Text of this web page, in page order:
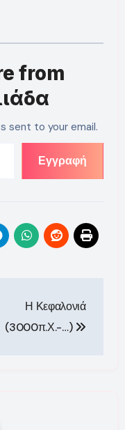
from
sent to your email.
Εγγραφή
Η Κεφαλονιά
(3000π.Χ.-…)